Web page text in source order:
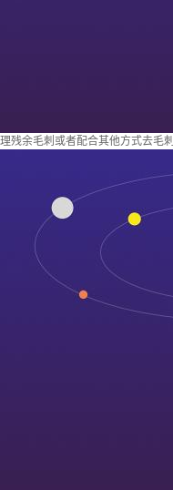
理残余毛刺或者配合其他方式去毛刺